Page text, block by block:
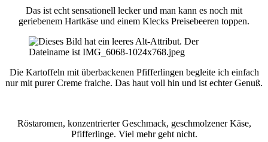
Das ist echt sensationell lecker und man kann es noch mit
geriebenem Hartkäse und einem Klecks Preisebeeren toppen.
Die Kartoffeln mit überbackenen Pfifferlingen begleite ich einfach
nur mit purer Creme fraiche. Das haut voll hin und ist echter Genuß.
Röstaromen, konzentrierter Geschmack, geschmolzener Käse,
Pfifferlinge. Viel mehr geht nicht.